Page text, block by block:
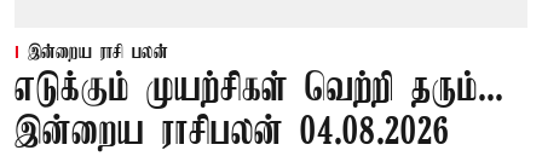
இன்றைய ராசி பலன்
எடுக்கும் முயற்சிகள் வெற்றி தரும்...
இன்றைய ராசிபலன் 04.08.2026